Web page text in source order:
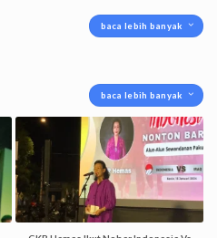
baca lebih banyak
baca lebih banyak